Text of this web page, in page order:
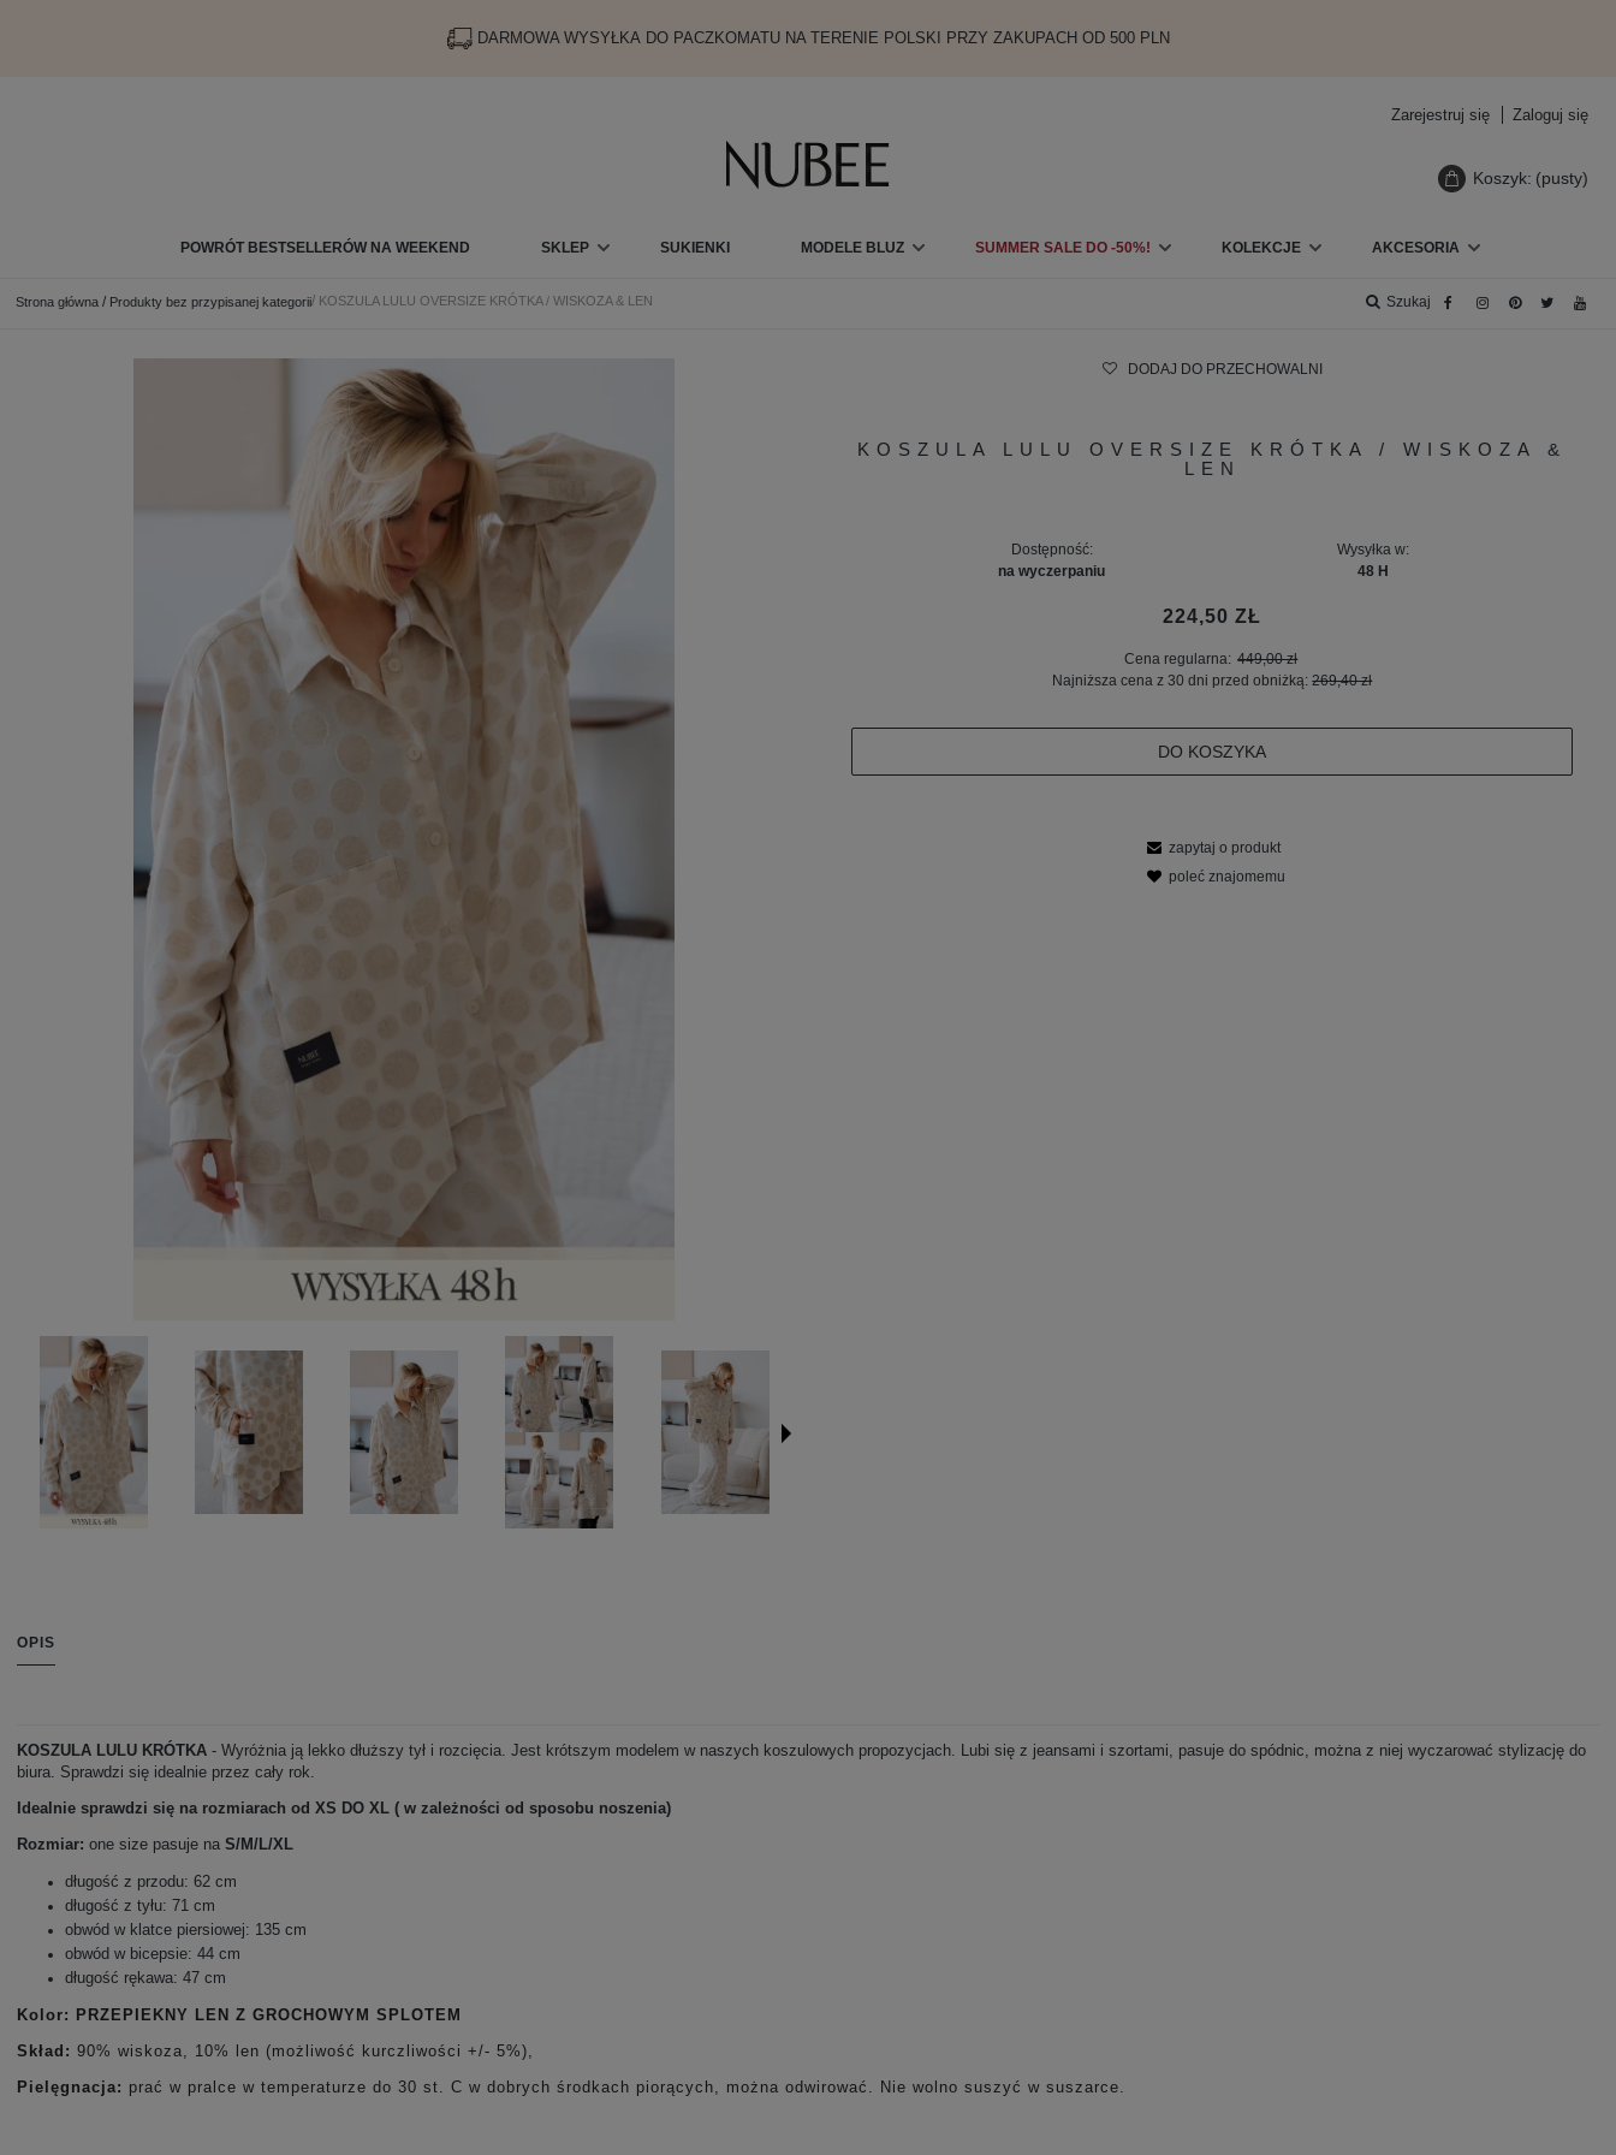
DARMOWA WYSYŁKA DO PACZKOMATU NA TERENIE POLSKI PRZY ZAKUPACH OD 500 PLN
Zarejestruj się Zaloguj się
Koszyk: (pusty)
POWRÓT BESTSELLERÓW NA WEEKEND SKLEP SUKIENKI MODELE BLUZ SUMMER SALE DO -50%! KOLEKCJE AKCESORIA
Strona główna Produkty bez przypisanej kategorii KOSZULA LULU OVERSIZE KRÓTKA / WISKOZA & LEN
DODAJ DO PRZECHOWALNI
KOSZULA LULU OVERSIZE KRÓTKA / WISKOZA &
LEN
Dostępność:
na wyczerpaniu
Wysyłka w:
48 H
224,50 ZŁ
Cena regularna: 449,00 zł
Najniższa cena z 30 dni przed obniżką:269,40 zł
DO KOSZYKA
zapytaj o produkt
poleć znajomemu
OPIS
KOSZULA LULU KRÓTKA- Wyróżnia ją lekko dłuższy tył i rozcięcia. Jest krótszym modelem w naszych koszulowych propozycjach. Lubi się z jeansami i szortami, pasuje do spódnic, można z niej wyczarować stylizację do
biura. Sprawdzi się idealnie przez cały rok.
Idealnie sprawdzi się na rozmiarach od XS DO XL ( w zależności od sposobu noszenia)
Rozmiar: one size pasuje na S/M/L/XL
długość z przodu: 62 cm
długość z tyłu: 71 cm
obwód w klatce piersiowej: 135 cm
obwód w bicepsie: 44 cm
długość rękawa: 47 cm
Kolor: PRZEPIEKNY LEN Z GROCHOWYM SPLOTEM
Skład: 90% wiskoza, 10% len (możliwość kurczliwości +/- 5%)
Pielęgnacja: prać w pralce w temperaturze do 30 st. C w dobrych środkach piorących, można odwirować. Nie wolno suszyć w suszarce.